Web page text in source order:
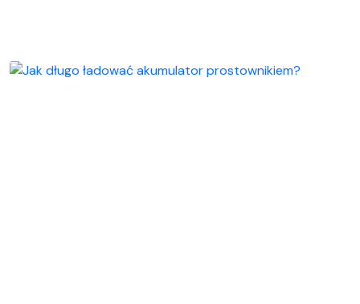
niezależnie od Twojego doświadczenia w